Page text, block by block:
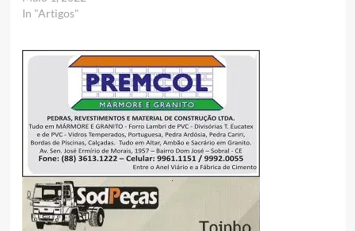
In "Artigos"